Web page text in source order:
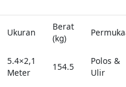
Ukuran
Berat
(kg)
5.4×2,1
Meter
154.5
Polos &
Ulir